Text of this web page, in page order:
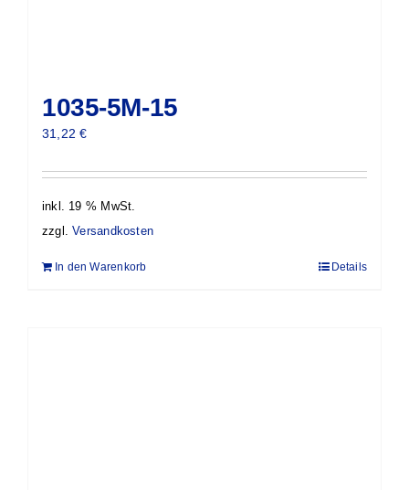
1035-5M-15
31,22€
inkl. 19 % MwSt.
zzgl.Versandkosten
In den Warenkorb Details